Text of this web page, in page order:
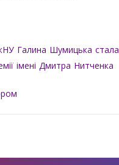
Галина Шумицька стала
імені Дмитра Нитченка